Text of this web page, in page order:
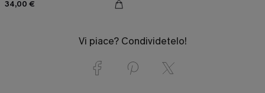
34,00 €
Vi piace? Condividetelo!